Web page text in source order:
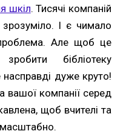
шкіл. Тисячі компаній
І є чимало
Але щоб це
бібліотеку
дуже круто!
вашої компанії серед
щоб вчителі та